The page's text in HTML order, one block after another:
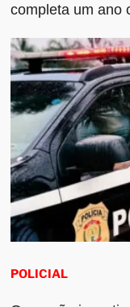
completa um ano
POLICIAL